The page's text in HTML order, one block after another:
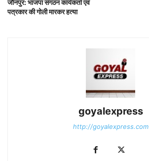
जौनपुर: भाजपा संगठन कार्यकर्ता एवं
पत्रकार की गोली मारकर हत्या
goyalexpress
http://goyalexpress.com